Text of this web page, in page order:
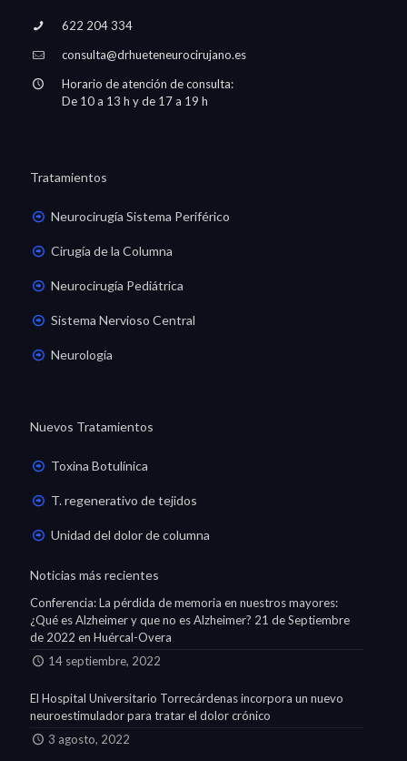
622 204 334
consulta@drhueteneurocirujano.es
Horario de atención de consulta:
De 10 a 13 h y de 17 a 19 h
Tratamientos
Neurocirugía Sistema Periférico
Cirugía de la Columna
Neurocirugía Pediátrica
Sistema Nervioso Central
Neurología
Nuevos Tratamientos
Toxina Botulínica
T. regenerativo de tejidos
Unidad del dolor de columna
Noticias más recientes
Conferencia: La pérdida de memoria en nuestros mayores:
¿Qué es Alzheimer y que no es Alzheimer? 21 de Septiembre
de 2022 en Huércal-Overa
14 septiembre, 2022
El Hospital Universitario Torrecárdenas incorpora un nuevo
neuroestimulador para tratar el dolor crónico
3 agosto, 2022